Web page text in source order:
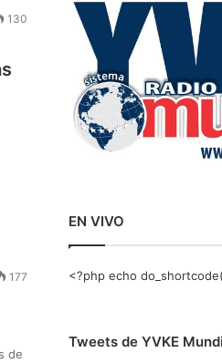
130
177
de
EN VIVO
<?php echo
Tweets de YVKE